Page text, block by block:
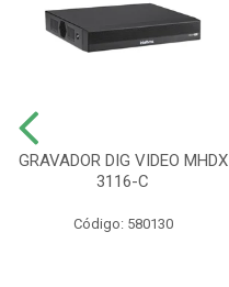
GRAVADOR DIG VIDEO MHDX
3116-C
Código: 580130